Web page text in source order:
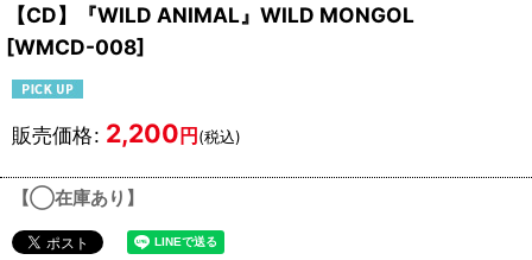
【CD】『WILD ANIMAL』WILD MONGOL
[WMCD-008]
販売価格: 2,200円(税込)
【◯在庫あり】